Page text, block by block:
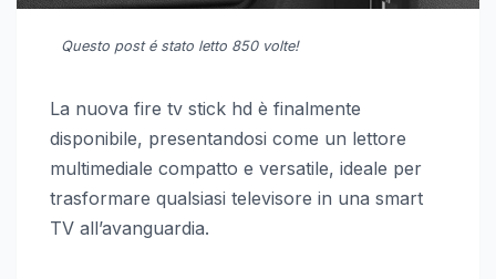
Questo post é stato letto 850 volte!
La nuova fire tv stick hd è finalmente
disponibile, presentandosi come un lettore
multimediale compatto e versatile, ideale per
trasformare qualsiasi televisore in una smart
TV all’avanguardia.